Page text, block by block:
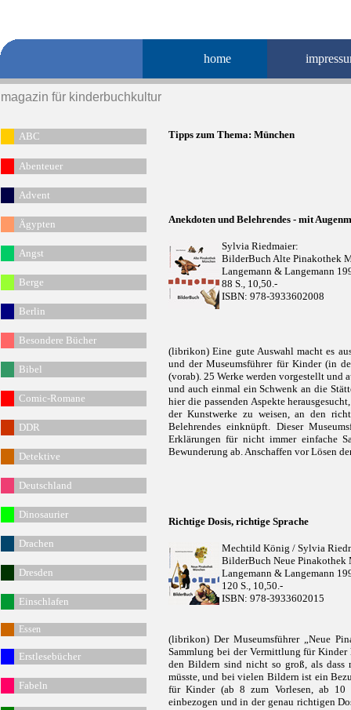
home
magazin für kinderbuchkultur
ABC
Abenteuer
Advent
Ägypten
Angst
Berge
Berlin
Besondere Bücher
Bibel
Comic-Romane
DDR
Detektive
Deutschland
Dinosaurier
Drachen
Dresden
Einschlafen
Essen
Erstlesebücher
Fabeln
Tipps zum Thema: München
Anekdoten und Belehrendes - mit
Sylvia Riedmaier:
BilderBuch Alte Pinakothek
Langemann & Langemann
88 S., 10,50.-
ISBN: 978-3933602008
(librikon) Eine gute Auswahl macht es
und der Museumsführer für Kinder (in
(vorab). 25 Werke werden vorgestellt und
und auch einmal ein Schwenk an die
hier die passenden Aspekte
der Kunstwerke zu weisen, an den
Belehrendes einknüpft. Dieser
Erklärungen für nicht immer einfache
Bewunderung ab. Anschaffen vor Lösen
Richtige Dosis, richtige Sprache
Mechtild König / Sylvia
BilderBuch Neue Pinakothek
Langemann & Langemann
120 S., 10,50.-
ISBN: 978-3933602015
(librikon) Der Museumsführer „Neue
Sammlung bei der Vermittlung für
den Bildern sind nicht so groß, als
müsste, und bei vielen Bildern ist ein
für Kinder (ab 8 zum Vorlesen, ab 10
einbezogen und in der genau richtigen